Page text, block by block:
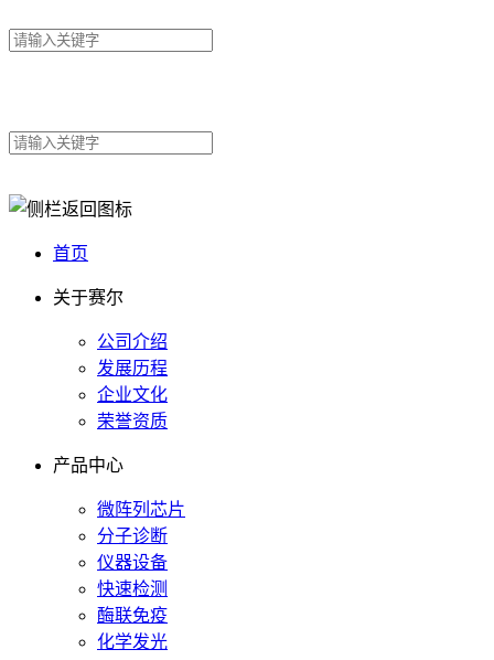
首页
关于赛尔
公司介绍
发展历程
企业文化
荣誉资质
产品中心
微阵列芯片
分子诊断
仪器设备
快速检测
酶联免疫
化学发光